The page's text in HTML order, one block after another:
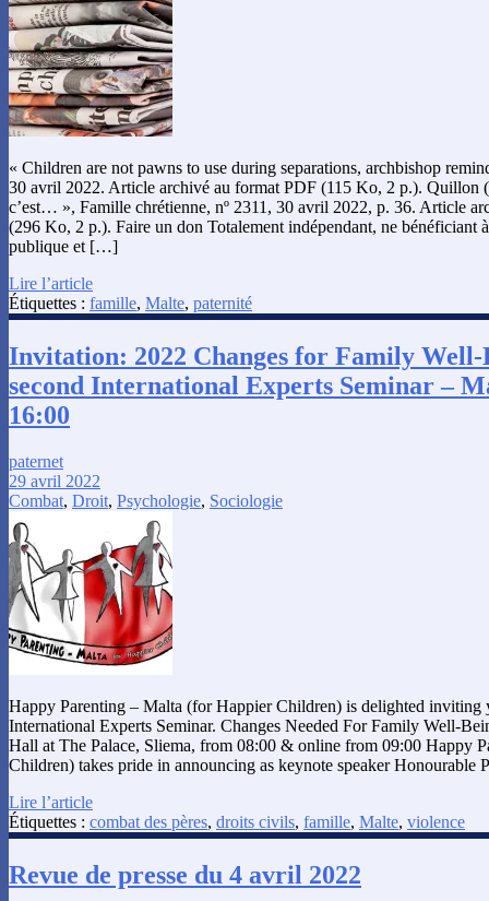
« Children are not pawns to use during separations, archbishop
30 avril 2022. Article archivé au format PDF (115 Ko, 2 p.). Quillon
c’est… », Famille chrétienne, nº 2311, 30 avril 2022, p. 36. Article
(296 Ko, 2 p.). Faire un don Totalement indépendant, ne bénéficiant
publique et […]
Lire l’article
Étiquettes : famille, Malte, paternité
Invitation: 2022 Changes for Family Well-
second International Experts Seminar –
16:00
paternet
29 avril 2022
Combat, Droit, Psychologie, Sociologie
Happy Parenting – Malta (for Happier Children) is delighted inviting
International Experts Seminar. Changes Needed For Family Well-
Hall at The Palace, Sliema, from 08:00 & online from 09:00 Happy
Children) takes pride in announcing as keynote speaker
Lire l’article
Étiquettes : combat des pères, droits civils, famille, Malte, violence
Revue de presse du 4 avril 2022